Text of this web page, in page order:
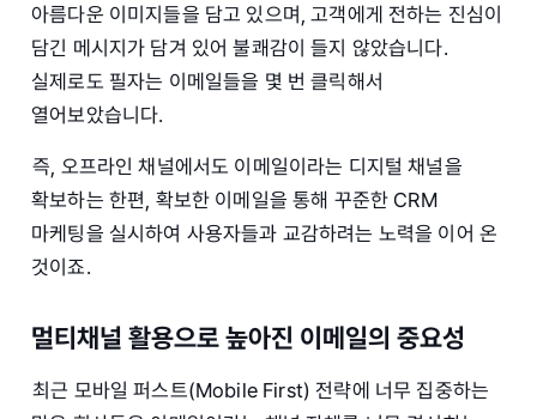
아름다운 이미지들을 담고 있으며, 고객에게 전하는 진심이
담긴 메시지가 담겨 있어 불쾌감이 들지 않았습니다.
실제로도 필자는 이메일들을 몇 번 클릭해서
열어보았습니다.
즉, 오프라인 채널에서도 이메일이라는 디지털 채널을
확보하는 한편, 확보한 이메일을 통해 꾸준한 CRM
마케팅을 실시하여 사용자들과 교감하려는 노력을 이어 온
것이죠.
멀티채널 활용으로 높아진 이메일의 중요성
최근 모바일 퍼스트(Mobile First) 전략에 너무 집중하는